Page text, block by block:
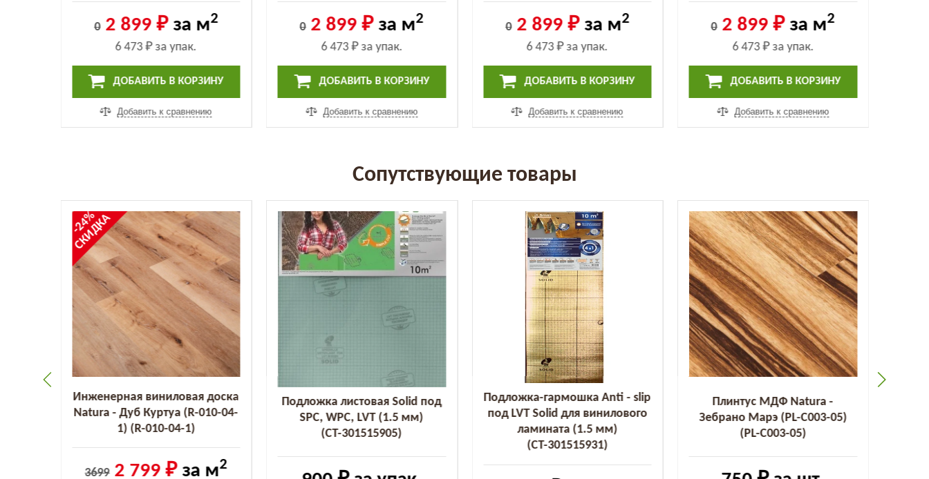
0 2 899 ₽за м2
6 473 ₽за упак.
ДОБАВИТЬ В КОРЗИНУ
Добавить к сравнению
0 2 899 ₽за м2
6 473 ₽за упак.
ДОБАВИТЬ В КОРЗИНУ
Добавить к сравнению
0 2 899 ₽за м2
6 473 ₽за упак.
ДОБАВИТЬ В КОРЗИНУ
Добавить к сравнению
0 2 899 ₽за м2
6 473 ₽за упак.
ДОБАВИТЬ В КОРЗИНУ
Добавить к сравнению
Сопутствующие товары
-24%
СКИДКА
Инженерная виниловая доска
Natura - Дуб Куртуа (R-010-04-
1) (R-010-04-1)
3699 2 799 ₽за м2
Подложка листовая Solid под
SPC, WPC, LVT (1.5 мм)
(СТ-301515905)
Подложка-гармошка Anti - slip
под LVT Solid для винилового
ламината (1.5 мм)
(СТ-301515931)
Плинтус МДФ Natura -
Зебрано Марэ (PL-C003-05)
(PL-C003-05)